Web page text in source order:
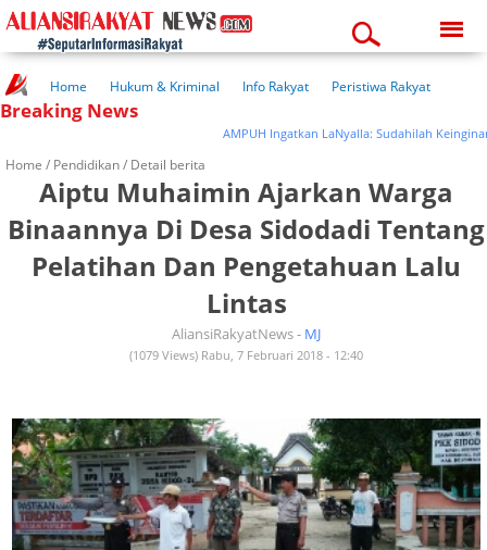
05:55:08 am
Home Hukum & Kriminal Info Rakyat
Peristiwa Rakyat
Kuliner Rakyat
Wisata Rakyat
Breaking News
AMPUH Ingatkan LaNyalla: Sudahilah
Home / Pendidikan/ Detail berita
Aiptu Muhaimin Ajarkan Warga
Binaannya Di Desa Sidodadi Tentang
Pelatihan Dan Pengetahuan Lalu
Lintas
AliansiRakyatNews - MJ
(1079 Views) Rabu, 7 Februari 2018 - 12:40